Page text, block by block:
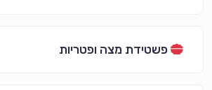
פשטידת מצה ופטריות